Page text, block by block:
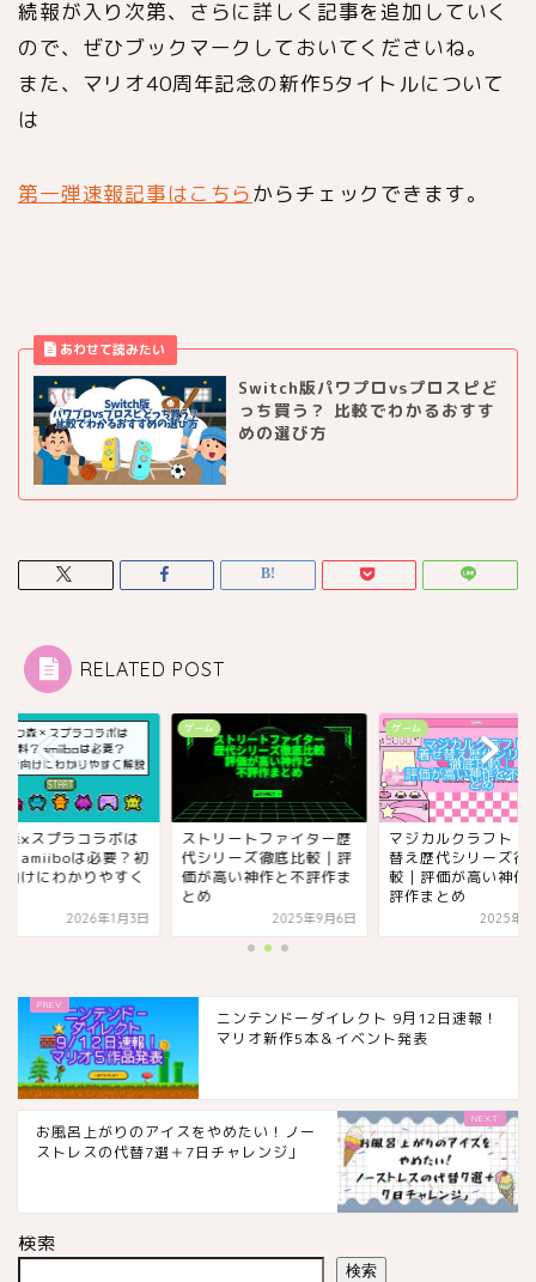
続報が入り次第、さらに詳しく記事を追加していく
ので、ぜひブックマークしておいてくださいね。
また、マリオ40周年記念の新作5タイトルについて
は
第一弾速報記事はこちらからチェックできます。
Switch版パワプロvsプロスピど
っち買う？ 比較でわかるおすす
めの選び方
RELATED POST
森×スプラコラボは
？amiiboは必要？初
向けにわかりやすく
2026年1月3日
ゲーム
ストリートファイター歴
代シリーズ徹底比較｜評
価が高い神作と不評作ま
とめ
2025年9月6日
ゲーム
マジカルクラフト・
替え歴代シリーズ徹
較｜評価が高い神作
評作まとめ
2025年9
ニンテンドーダイレクト 9月12日速報！
マリオ新作5本＆イベント発表
お風呂上がりのアイスをやめたい！ノー
ストレスの代替7選＋7日チャレンジ」
検索
検索